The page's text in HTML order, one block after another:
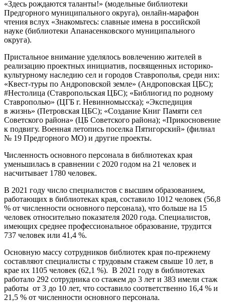
«Здесь рождаются таланты!» (модельные библиотеки
Предгорного муниципального округа), онлайн-марафон
чтения вслух «Знакомьтесь: славные имена в российской
науке (библиотеки Апанасенковского муниципального
округа).
Пристальное внимание уделялось вовлечению жителей в
реализацию проектных инициатив, посвященных историко-
культурному наследию сел и городов Ставрополья, среди них:
«Квест-туры по Андроповской земле» (Андроповская ЦБС);
#Нестолица (Ставропольская ЦБС); «Библиогид по родному
Ставрополью» (ЦГБ г. Невинномысска); «Экспедиция
в жизнь» (Петровская ЦБС); «Создание Книг Памяти сел
Советского района» (ЦБ Советского района); «Прикосновение
к подвигу. Военная летопись поселка Пятигорский» (филиал
№ 19 Предгорного МО) и другие проекты.
Численность основного персонала в библиотеках края
уменьшилась в сравнении с 2020 годом на 21 человек и
насчитывает 1780 человек.
В 2021 году число специалистов с высшим образованием,
работающих в библиотеках края, составило 1012 человек (56,8
% от численности основного персонала), что больше на 15
человек относительно показателя 2020 года. Специалистов,
имеющих среднее профессиональное образование, трудится
737 человек или 41,4 %.
Основную массу сотрудников библиотек края по-прежнему
составляют специалисты с трудовым стажем свыше 10 лет, в
крае их 1105 человек (62,1 %). В 2021 году в библиотеках
работало 292 сотрудника со стажем до 3 лет и 383 имели стаж
работы от 3 до 10 лет, что составило соответственно 16,4 % и
21,5 % от численности основного персонала.